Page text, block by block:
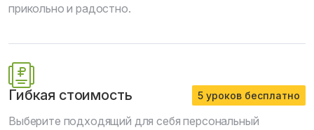
прикольно и радостно.
5 уроков бесплатно
Гибкая стоимость
Выберите подходящий для себя персональный